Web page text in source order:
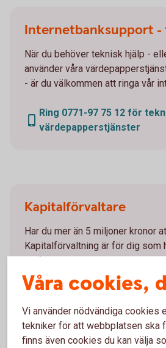
Internetbanksupport -
När du behöver teknisk hjälp -
använder våra
- är du välkommen att ringa vår
Ring 0771-97 75 12 för
värdepapperstjänster
Kapitalförvaltare
Har du mer än 5 miljoner kronor
Kapitalförvaltning är för dig som
att förvalta. Du bestämmer själv
vara.
Våra cookies,
Vi använder nödvändiga cookies
tekniker för att webbplatsen ska
finns även cookies du kan välja